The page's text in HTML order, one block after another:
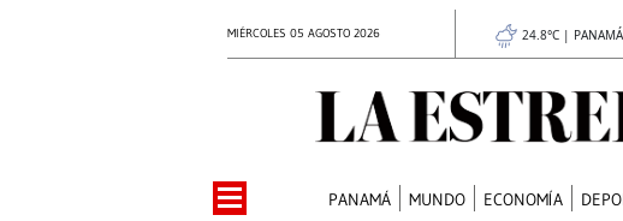
MIÉRCOLES 05 AGOSTO 2026 24.8°C | PANAMÁ
PANAMÁ MUNDO ECONOMÍA